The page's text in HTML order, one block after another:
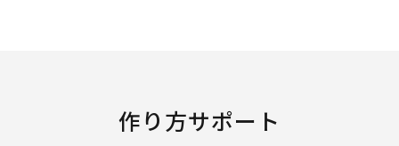
作り方サポート